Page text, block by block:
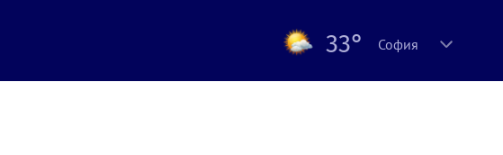
33° София